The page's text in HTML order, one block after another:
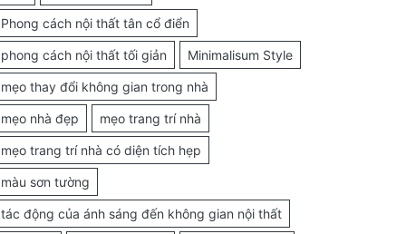
Phong cách nội thất tân cổ điển
phong cách nội thất tối giản Minimalisum Style
mẹo thay đổi không gian trong nhà
mẹo nhà đẹp mẹo trang trí nhà
mẹo trang trí nhà có diện tích hẹp
màu sơn tường
tác động của ánh sáng đến không gian nội thất